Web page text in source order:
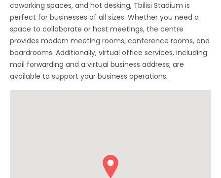
coworking spaces, and hot desking, Tbilisi Stadium is
perfect for businesses of all sizes. Whether you need a
space to collaborate or host meetings, the centre
provides modern meeting rooms, conference rooms, and
boardrooms. Additionally, virtual office services, including
mail forwarding and a virtual business address, are
available to support your business operations.